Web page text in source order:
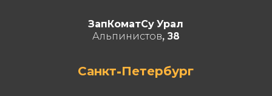
ЗапКоматСу Урал
Альпинистов, 38
Санкт-Петербург